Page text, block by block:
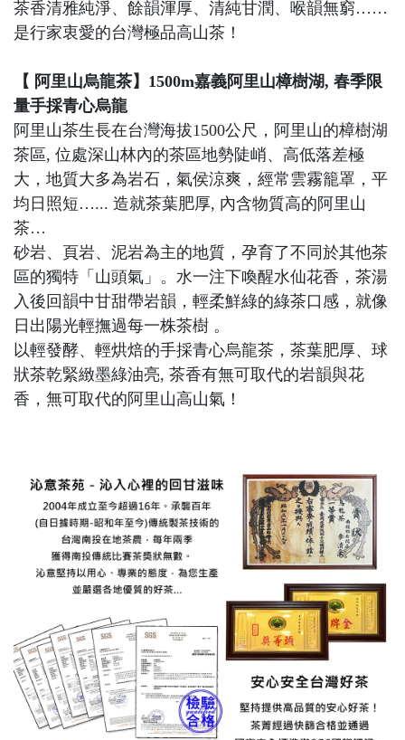
茶香清雅純淨、餘韻渾厚、清純甘潤、喉韻無窮……
是行家衷愛的台灣極品高山茶！
【 阿里山烏龍茶】1500m嘉義阿里山樟樹湖, 春季限
量手採青心烏龍
阿里山茶生長在台灣海拔1500公尺，阿里山的樟樹湖
茶區, 位處深山林內的茶區地勢陡峭、高低落差極
大，地質大多為岩石，氣侯涼爽，經常雲霧籠罩，平
均日照短…... 造就茶葉肥厚, 內含物質高的阿里山
茶…
砂岩、頁岩、泥岩為主的地質，孕育了不同於其他茶
區的獨特「山頭氣」。水一注下喚醒水仙花香，茶湯
入後回韻中甘甜帶岩韻，輕柔鮮綠的綠茶口感，就像
日出陽光輕撫過每一株茶樹 。
以輕發酵、輕烘焙的手採青心烏龍茶，茶葉肥厚、球
狀茶乾緊緻墨綠油亮, 茶香有無可取代的岩韻與花
香，無可取代的阿里山高山氣！